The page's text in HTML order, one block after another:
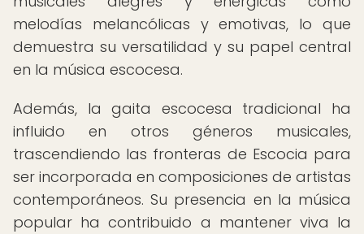
melodías melancólicas y emotivas, lo que
demuestra su versatilidad y su papel central
en la música escocesa.
Además, la gaita escocesa tradicional ha
influido en otros géneros musicales,
trascendiendo las fronteras de Escocia para
ser incorporada en composiciones de artistas
contemporáneos. Su presencia en la música
popular ha contribuido a mantener viva la